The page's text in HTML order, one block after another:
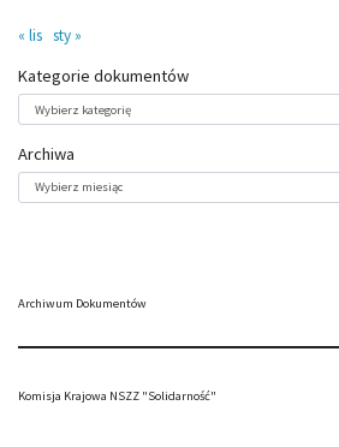
« lis sty »
Kategorie dokumentów
dokumentów
Archiwa
Archiwa
Archiwum Dokumentów
Komisja Krajowa NSZZ "Solidarność"